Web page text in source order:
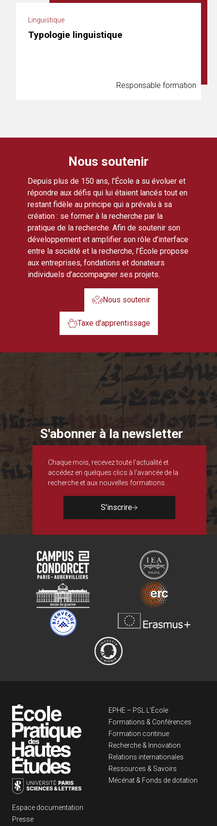
Linguistique
Typologie linguistique
Responsable formation
Nous soutenir
Depuis plus de 150 ans, l'École a su évoluer et
répondre aux défis qui lui étaient lancés tout en
restant fidèle au principe qui a prévalu à sa
création : se former à la recherche par la
pratique de la recherche. Afin de soutenir son
développement et amplifier son rôle d'interface
entre la société et la recherche, l’École propose
aux entreprises, fondations et donateurs
individuels d’accompagner ses projets.
Nous soutenir
Taxe d'apprentissage
S'abonner à la newsletter
Chaque mois, recevez toute l'actualité et
accédez en quelques clics à l'avancée de la
recherche et aux nouvelles formations.
S'inscrire
Navigation
EPHE – PSL L’École
Formations & Conférences
Formation continue
Recherche & Innovation
Relations internationales
Ressources & Savoirs
Mécénat & Fonds de dotation
Liens footer
Espace documentation
Presse